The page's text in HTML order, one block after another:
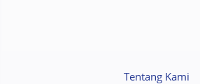
Tentang Kami